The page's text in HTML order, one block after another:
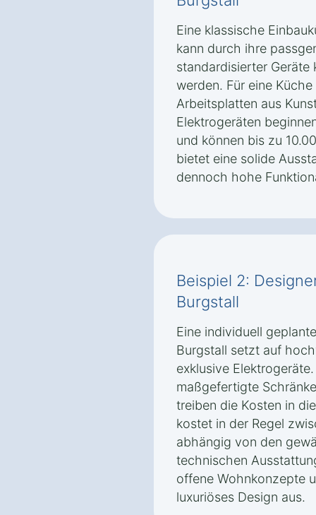
Eine klassische
kann durch ihre
standardisierter
werden. Für eine
Arbeitsplatten aus
Elektrogeräten
und können bis zu
bietet eine solide
dennoch hohe
Beispiel 2:
Burgstall
Eine individuell
Burgstall setzt auf
exklusive
maßgefertigte
treiben die Kosten in
kostet in der Regel
abhängig von den
technischen
offene Wohnkonzepte
luxuriöses Design aus.